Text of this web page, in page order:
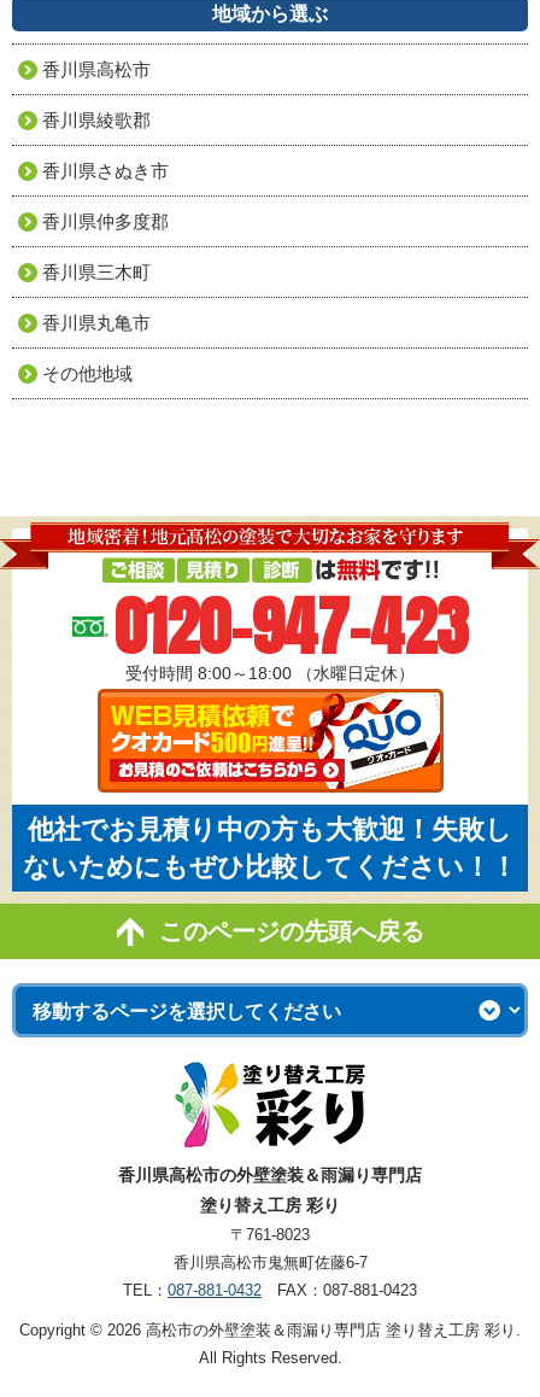
地域から選ぶ
香川県高松市
香川県綾歌郡
香川県さぬき市
香川県仲多度郡
香川県三木町
香川県丸亀市
その他地域
0120-947-423
受付時間 8:00～18:00 （水曜日定休）
他社でお見積り中の方も大歓迎！失敗し
ないためにもぜひ比較してください！！
このページの先頭へ戻る
香川県高松市の外壁塗装＆雨漏り専門店
塗り替え工房 彩り
〒761-8023
香川県高松市鬼無町佐藤6-7
TEL： 087-881-0432 FAX：087-881-0423
Copyright © 2026 高松市の外壁塗装＆雨漏り専門店 塗り替え工房 彩り.
All Rights Reserved.